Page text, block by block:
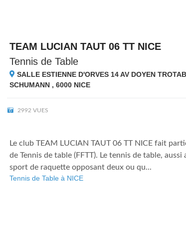
TEAM LUCIAN TAUT 06 TT NICE
Tennis de Table
SALLE ESTIENNE D'ORVES 14 AV DOYEN
SCHUMANN , 6000 NICE
2992 VUES
Le club TEAM LUCIAN TAUT 06 TT NICE fait
de Tennis de table (FFTT). Le tennis de table,
sport de raquette opposant deux ou qu...
Tennis de Table à NICE